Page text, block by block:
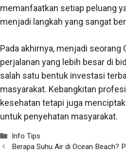
memanfaatkan setiap peluang
menjadi langkah yang sangat
Pada akhirnya, menjadi
perjalanan yang lebih besar di
salah satu bentuk investasi
masyarakat. Kebangkitan
kesehatan tetapi juga
untuk penyehatan masyarakat.
Categories
Info Tips
Berapa Suhu Air di Ocean Beach?